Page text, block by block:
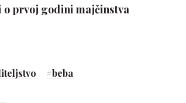
prvoj godini majčinstva
#beba